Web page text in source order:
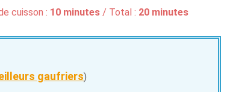
cuisson : 10 minutes / Total : 20 minutes
gaufriers)